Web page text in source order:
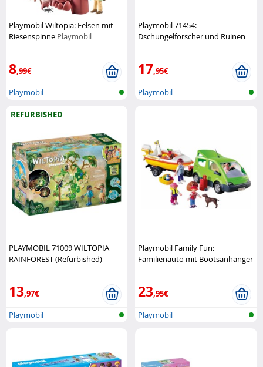
Playmobil Wiltopia: Felsen mit
Riesenspinne Playmobil
8,99€
Playmobil
Playmobil 71454:
Dschungelforscher und Ruinen
17,95€
Playmobil
REFURBISHED
PLAYMOBIL 71009 WILTOPIA
RAINFOREST (Refurbished)
13,97€
Playmobil
Playmobil Family Fun:
Familienauto mit Bootsanhänger
23,95€
Playmobil